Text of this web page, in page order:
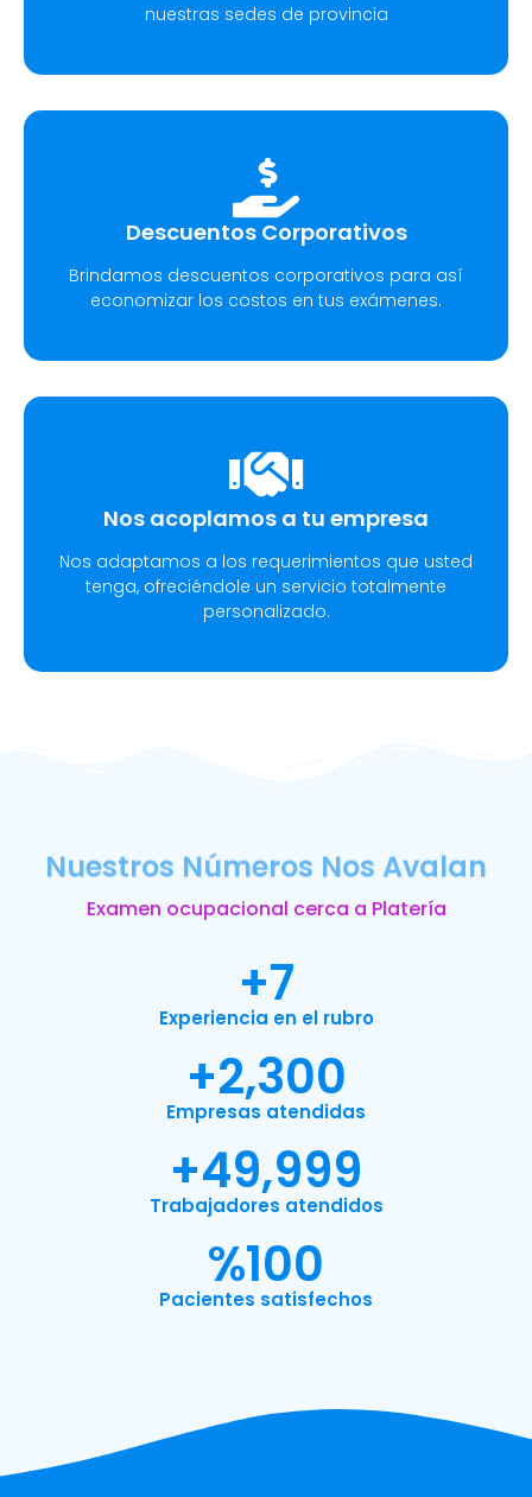
nuestras sedes de provincia
Descuentos Corporativos
Brindamos descuentos corporativos para así
economizar los costos en tus exámenes.
Nos acoplamos a tu empresa
Nos adaptamos a los requerimientos que usted
tenga, ofreciéndole un servicio totalmente
personalizado.
Nuestros Números Nos Avalan
Examen ocupacional cerca a Platería
Experiencia en el rubro
+7
Empresas atendidas
+2,300
Trabajadores atendidos
+49,999
Pacientes satisfechos
%100